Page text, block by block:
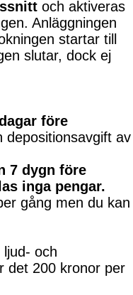
och aktiveras
Anläggningen
startar till
slutar, dock ej
före
depositionsavgift av
7 dygn före
inga pengar.
gång men du kan
och
det 200 kronor per